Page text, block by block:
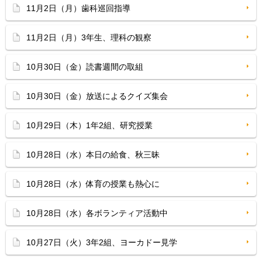
11月2日（月）歯科巡回指導
11月2日（月）3年生、理科の観察
10月30日（金）読書週間の取組
10月30日（金）放送によるクイズ集会
10月29日（木）1年2組、研究授業
10月28日（水）本日の給食、秋三昧
10月28日（水）体育の授業も熱心に
10月28日（水）各ボランティア活動中
10月27日（火）3年2組、ヨーカドー見学